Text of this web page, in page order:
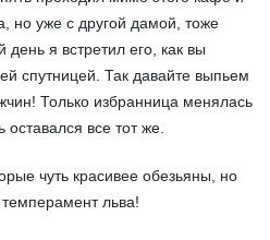
но уже с другой дамой, тоже
я встретил его, как вы
спутницей. Так давайте выпьем
Только избранница менялась
оставался все тот же.
чуть красивее обезьяны, но
льва!